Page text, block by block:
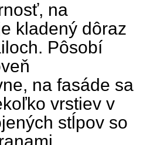
na
kladený dôraz
Pôsobí
na fasáde sa
vrstiev v
stĺpov so